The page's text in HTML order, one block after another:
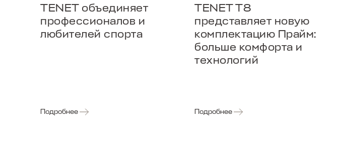
TENET объединяет
профессионалов и
любителей спорта
Подробнее
TENET T8
представляет новую
комплектацию Прайм:
больше комфорта и
технологий
Подробнее